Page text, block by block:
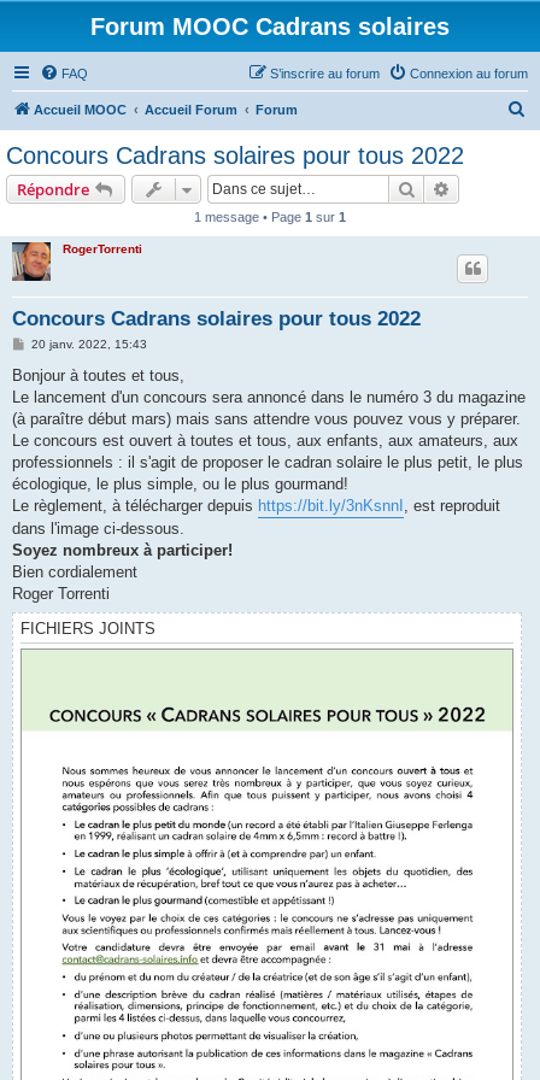
Forum MOOC Cadrans solaires
FAQ Connexion au forum
S’inscrire au forum
Accueil MOOC Accueil Forum Forum
Concours Cadrans solaires pour tous 2022
Répondre Rechercher
1 message • Page 1 sur 1
RogerTorrenti
Concours Cadrans solaires pour tous 2022
M
s
a
g
e
20 janv. 2022, 15:43
Bonjour à toutes et tous,
Le lancement d'un concours sera annoncé dans le numéro 3 du magazine
(à paraître début mars) mais sans attendre vous pouvez vous y préparer.
Le concours est ouvert à toutes et tous, aux enfants, aux amateurs, aux
professionnels : il s'agit de proposer le cadran solaire le plus petit, le plus
écologique, le plus simple, ou le plus gourmand!
Le règlement, à télécharger depuis https://bit.ly/3nKsnnI , est reproduit
dans l'image ci-dessous.
Soyez nombreux à participer!
Bien cordialement
Roger Torrenti
FICHIERS JOINTS